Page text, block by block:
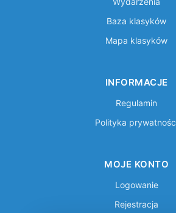
Baza klasyków
Mapa klasyków
INFORMACJE
Regulamin
Polityka
MOJE KONTO
Logowanie
Rejestracja